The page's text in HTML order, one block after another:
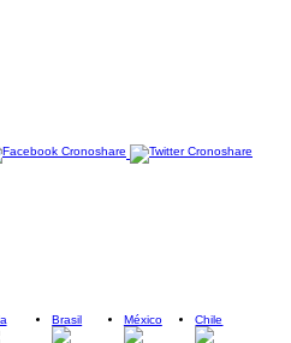
Brasil México Chile